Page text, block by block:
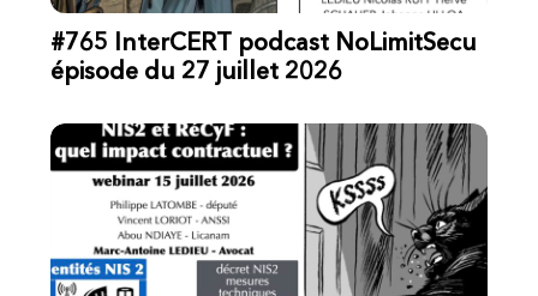
#765 InterCERT podcast NoLimitSecu
épisode du 27 juillet 2026